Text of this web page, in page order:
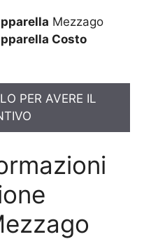
Mezzago
Costo
PER AVERE IL